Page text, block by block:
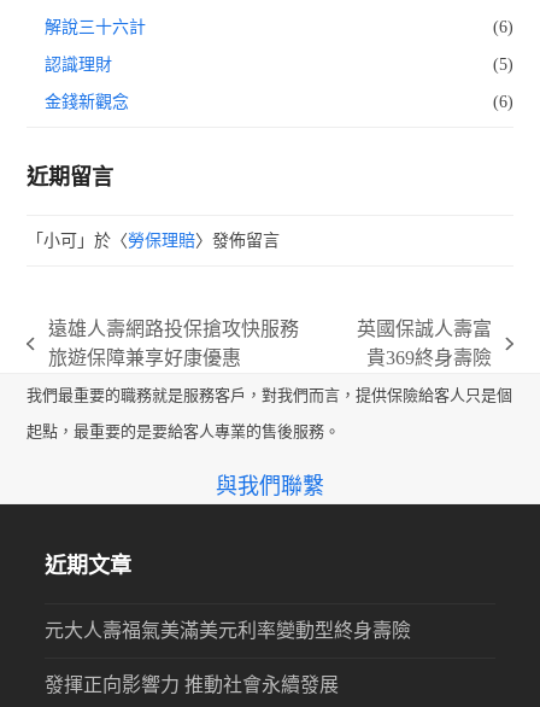
解說三十六計 (6)
認識理財 (5)
金錢新觀念 (6)
近期留言
「小可 」於〈勞保理賠〉發佈留言
previous
post:
遠雄人壽網路投保搶攻快服務
旅遊保障兼享好康優惠
next
post:
英國保誠人壽富
貴369終身壽險
我們最重要的職務就是服務客戶，對我們而言，提供保險給客人只是個
起點，最重要的是要給客人專業的售後服務。
與我們聯繫
近期文章
元大人壽福氣美滿美元利率變動型終身壽險
發揮正向影響力 推動社會永續發展